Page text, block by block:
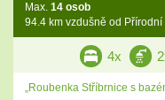
Max. 14 osob
94.4 km vzdušně od
4x
„Roubenka Stříbrnice s